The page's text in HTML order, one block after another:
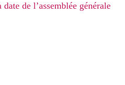
de l’assemblée générale